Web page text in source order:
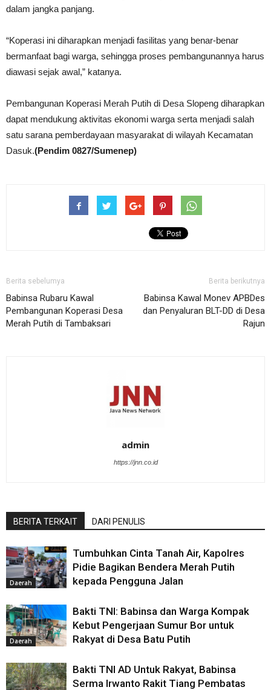
dalam jangka panjang.
“Koperasi ini diharapkan menjadi fasilitas yang benar-benar
bermanfaat bagi warga, sehingga proses pembangunannya harus
diawasi sejak awal,” katanya.
Pembangunan Koperasi Merah Putih di Desa Slopeng diharapkan
dapat mendukung aktivitas ekonomi warga serta menjadi salah
satu sarana pemberdayaan masyarakat di wilayah Kecamatan
Dasuk.(Pendim 0827/Sumenep)
Berita sebelumya
Babinsa Rubaru Kawal
Pembangunan Koperasi Desa
Merah Putih di Tambaksari
Berita berikutnya
Babinsa Kawal Monev APBDes
dan Penyaluran BLT-DD di Desa
Rajun
admin
https://jnn.co.id
BERITA TERKAIT DARI PENULIS
Daerah
‎Tumbuhkan Cinta Tanah Air, Kapolres
Pidie Bagikan Bendera Merah Putih
kepada Pengguna Jalan
Daerah
Bakti TNI: Babinsa dan Warga Kompak
Kebut Pengerjaan Sumur Bor untuk
Rakyat di Desa Batu Putih
Bakti TNI AD Untuk Rakyat, Babinsa
Serma Irwanto Rakit Tiang Pembatas